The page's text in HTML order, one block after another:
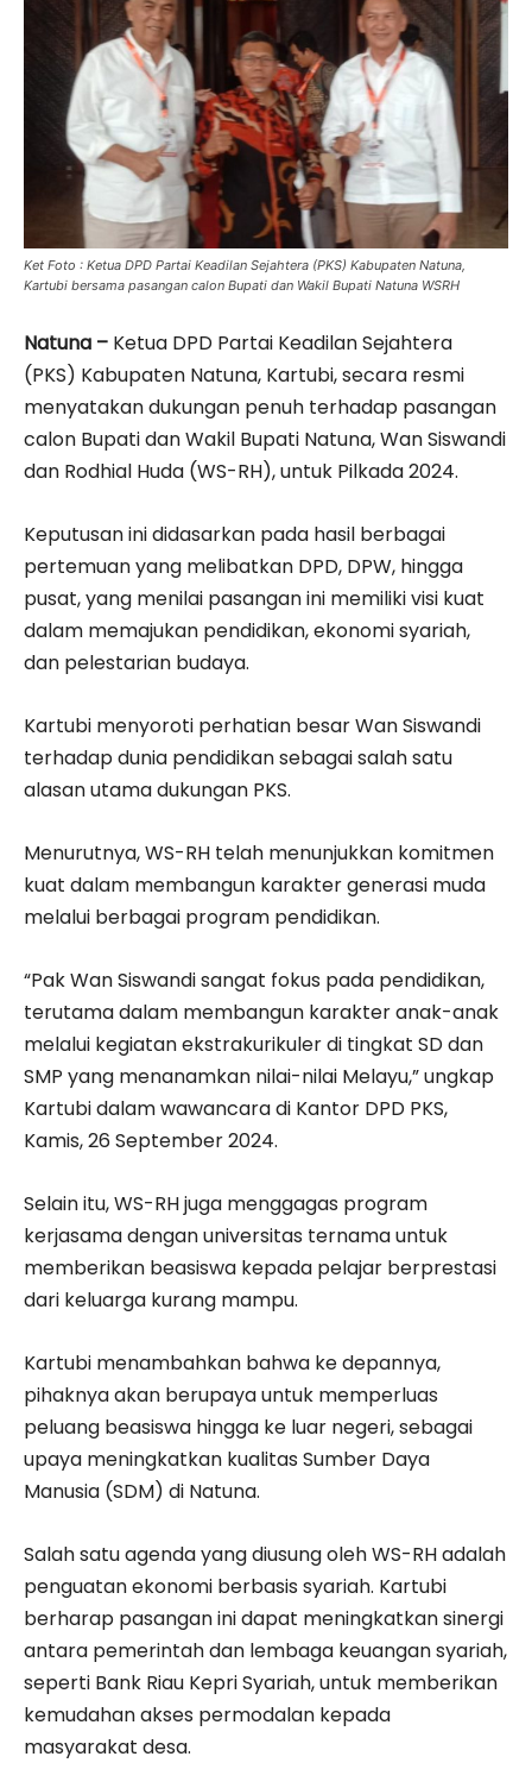
Ket Foto : Ketua DPD Partai Keadilan Sejahtera (PKS) Kabupaten Natuna,
Kartubi bersama pasangan calon Bupati dan Wakil Bupati Natuna WSRH
Natuna – Ketua DPD Partai Keadilan Sejahtera
(PKS) Kabupaten Natuna, Kartubi, secara resmi
menyatakan dukungan penuh terhadap pasangan
calon Bupati dan Wakil Bupati Natuna, Wan Siswandi
dan Rodhial Huda (WS-RH), untuk Pilkada 2024.
Keputusan ini didasarkan pada hasil berbagai
pertemuan yang melibatkan DPD, DPW, hingga
pusat, yang menilai pasangan ini memiliki visi kuat
dalam memajukan pendidikan, ekonomi syariah,
dan pelestarian budaya.
Kartubi menyoroti perhatian besar Wan Siswandi
terhadap dunia pendidikan sebagai salah satu
alasan utama dukungan PKS.
Menurutnya, WS-RH telah menunjukkan komitmen
kuat dalam membangun karakter generasi muda
melalui berbagai program pendidikan.
“Pak Wan Siswandi sangat fokus pada pendidikan,
terutama dalam membangun karakter anak-anak
melalui kegiatan ekstrakurikuler di tingkat SD dan
SMP yang menanamkan nilai-nilai Melayu,” ungkap
Kartubi dalam wawancara di Kantor DPD PKS,
Kamis, 26 September 2024.
Selain itu, WS-RH juga menggagas program
kerjasama dengan universitas ternama untuk
memberikan beasiswa kepada pelajar berprestasi
dari keluarga kurang mampu.
Kartubi menambahkan bahwa ke depannya,
pihaknya akan berupaya untuk memperluas
peluang beasiswa hingga ke luar negeri, sebagai
upaya meningkatkan kualitas Sumber Daya
Manusia (SDM) di Natuna.
Salah satu agenda yang diusung oleh WS-RH adalah
penguatan ekonomi berbasis syariah. Kartubi
berharap pasangan ini dapat meningkatkan sinergi
antara pemerintah dan lembaga keuangan syariah,
seperti Bank Riau Kepri Syariah, untuk memberikan
kemudahan akses permodalan kepada
masyarakat desa.